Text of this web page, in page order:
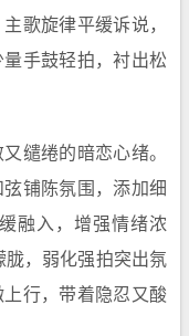
歌旋律平缓诉说，
手鼓轻拍，衬出松
缱绻的暗恋心绪。
铺陈氛围，添加细
融入，增强情绪浓
胧，弱化强拍突出氛
行，带着隐忍又酸